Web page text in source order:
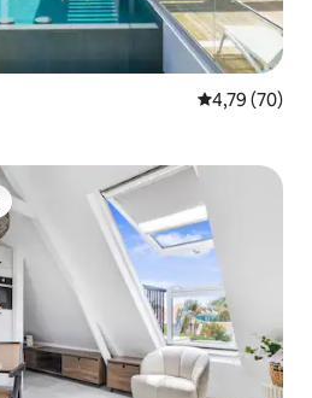
4,79 de uma
4,79 (70)